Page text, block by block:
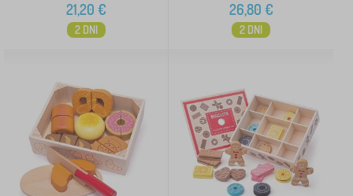
21,20 €
2 DNI
26,80 €
2 DNI